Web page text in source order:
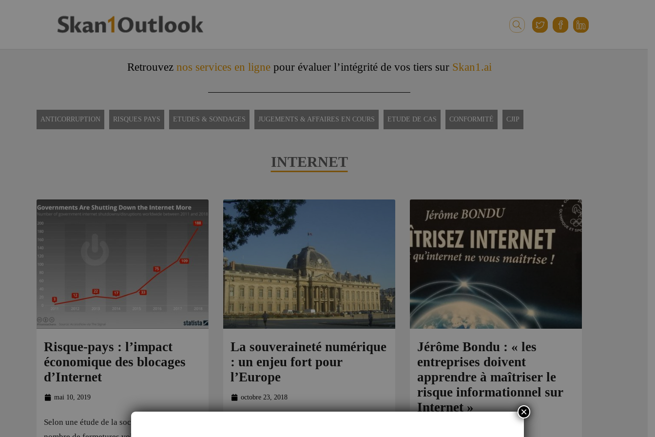
Retrouvez nos services en lignepour évaluer l’intégrité de vos tiers sur Skan1.ai
ANTICORRUPTION RISQUES PAYS ETUDES & SONDAGES JUGEMENTS & AFFAIRES EN COURS ETUDE DE CAS CONFORMITÉ CJIP
INTERNET
Risque-pays : l’impact
économique des blocages
d’Internet
mai 10, 2019
Selon une étude de la société Statista, le
La souveraineté numérique
: un enjeu fort pour
l’Europe
octobre 23, 2018
Jérôme Bondu : « les
entreprises doivent
apprendre à maîtriser le
risque informationnel sur
Internet »
×